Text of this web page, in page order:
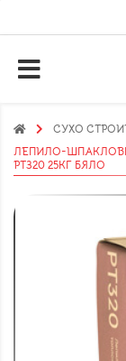
СУХО
ЛЕПИЛО-
PT320 25КГ БЯЛО